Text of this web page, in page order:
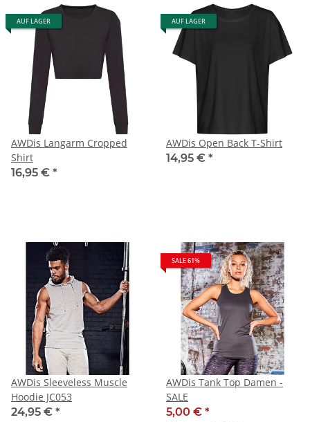
AUF LAGER
AWDis Langarm Cropped
Shirt
16,95 € *
AUF LAGER
AWDis Open Back T-Shirt
14,95 € *
AWDis Sleeveless Muscle
Hoodie JC053
24,95 € *
SALE 61%
AWDis Tank Top Damen -
SALE
5,00 € *